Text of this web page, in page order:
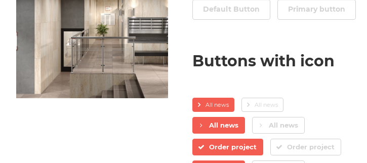
Default Button Primary button
Buttons with icon
All news All news
All news All news
Order project Order project